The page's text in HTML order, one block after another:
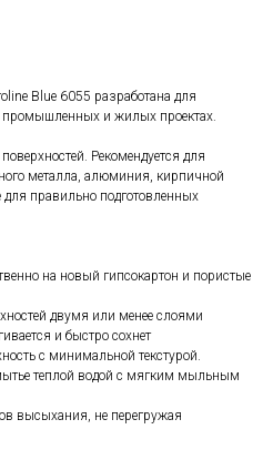
Blue 6055 разработана для
промышленных и жилых проектах.
Рекомендуется для
металла, алюминия, кирпичной
для правильно подготовленных
на новый гипсокартон и пористые
двумя или менее слоями
и быстро сохнет
с минимальной текстурой.
теплой водой с мягким мыльным
высыхания, не перегружая